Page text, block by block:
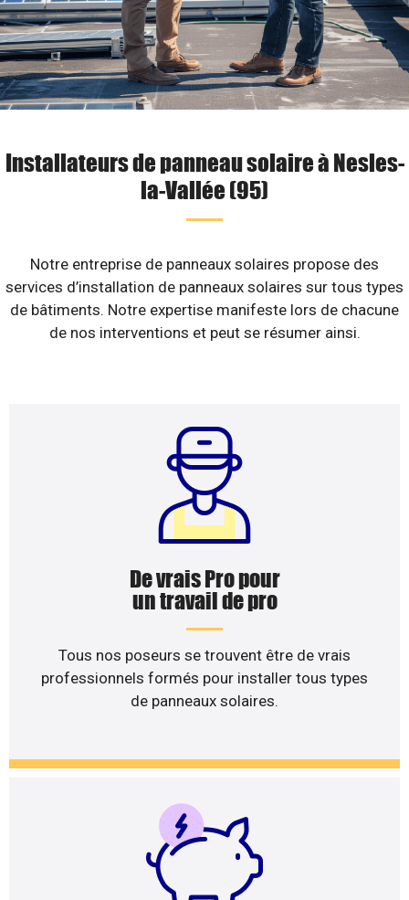
Installateurs de panneau solaire à Nesles-
la-Vallée (95)
Notre entreprise de panneaux solaires propose des
services d’installation de panneaux solaires sur tous types
de bâtiments. Notre expertise manifeste lors de chacune
de nos interventions et peut se résumer ainsi.
De vrais Pro pour
un travail de pro
Tous nos poseurs se trouvent être de vrais
professionnels formés pour installer tous types
de panneaux solaires.